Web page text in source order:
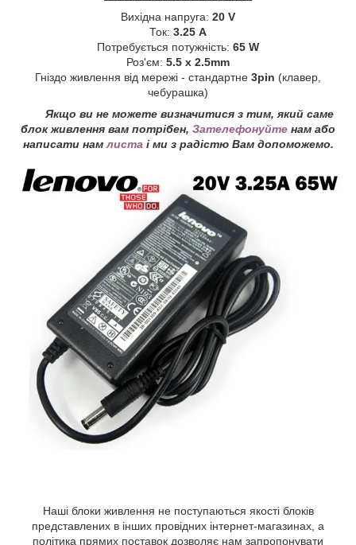
Вихідна напруга: 20 V
Ток: 3.25 A
Потребується потужність: 65 W
Роз'єм: 5.5 x 2.5mm
Гніздо живлення від мережі - стандартне 3pin (клавер,
чебурашка)
Якщо ви не можете визначитися з тим, який саме
блок живлення вам потрібен, Зателефонуйте нам або
написати нам листа і ми з радістю Вам допоможемо.
Наші блоки живлення не поступаються якості блоків
представлених в інших провідних інтернет-магазинах, а
політика прямих поставок дозволяє нам запропонувати